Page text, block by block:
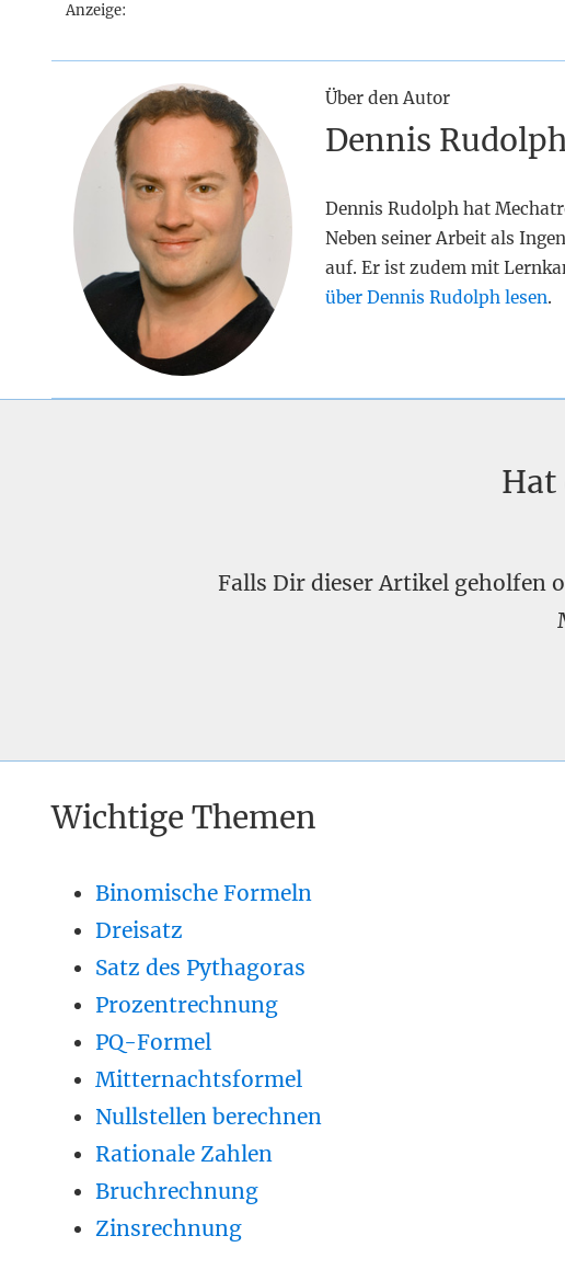
Anzeige:
Über den Autor
Dennis
Dennis Rudolph hat
Neben seiner Arbeit als
auf. Er ist zudem mit
über Dennis Rudolph lesen.
Hat
Falls Dir dieser Artikel geholfen
Wichtige Themen
Binomische Formeln
Dreisatz
Satz des Pythagoras
Prozentrechnung
PQ-Formel
Mitternachtsformel
Nullstellen berechnen
Rationale Zahlen
Bruchrechnung
Zinsrechnung